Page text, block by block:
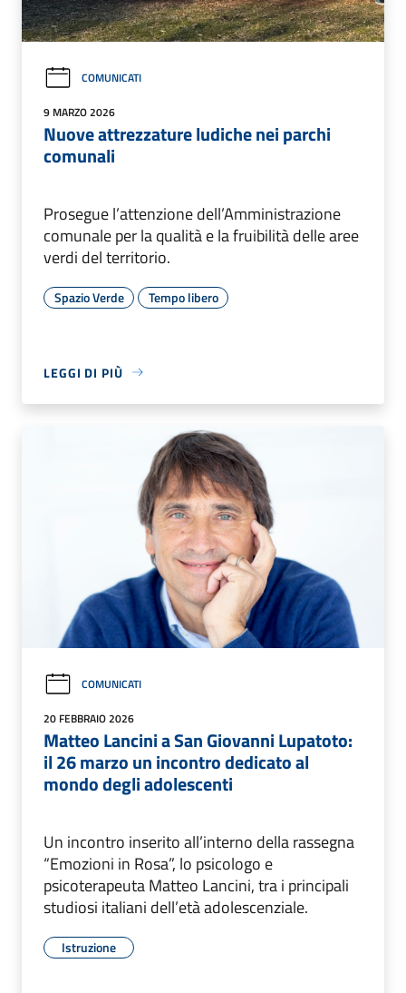
COMUNICATI
9 MARZO 2026
Nuove attrezzature ludiche nei parchi
comunali
Prosegue l’attenzione dell’Amministrazione
comunale per la qualità e la fruibilità delle aree
verdi del territorio.
Spazio Verde Tempo libero
LEGGI DI PIÙ
COMUNICATI
20 FEBBRAIO 2026
Matteo Lancini a San Giovanni Lupatoto:
il 26 marzo un incontro dedicato al
mondo degli adolescenti
Un incontro inserito all’interno della rassegna
“Emozioni in Rosa”, lo psicologo e
psicoterapeuta Matteo Lancini, tra i principali
studiosi italiani dell’età adolescenziale.
Istruzione